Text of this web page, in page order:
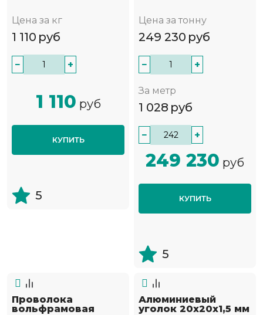
Цена за кг
1 110 руб
− +
1 110 руб
КУПИТЬ
5
Цена за тонну
249 230 руб
− +
За метр
1 028 руб
− +
249 230 руб
КУПИТЬ
5
Проволока
вольфрамовая
Алюминиевый
уголок 20х20х1,5 мм